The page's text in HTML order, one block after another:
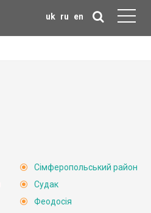
uk ru en
Сімферопольський район
Судак
Феодосія